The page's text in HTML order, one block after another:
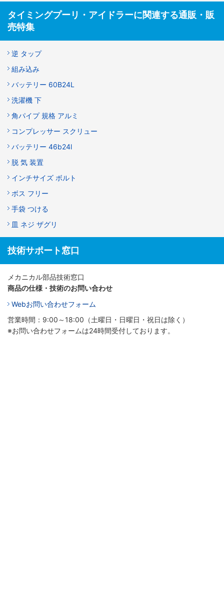
タイミングプーリ・アイドラーに関連する通販・販
売特集
逆 タップ
組み込み
バッテリー 60B24L
洗濯機 下
角パイプ 規格 アルミ
コンプレッサー スクリュー
バッテリー 46b24l
脱 気 装置
インチサイズ ボルト
ボス フリー
手袋 つける
皿 ネジ ザグリ
技術サポート窓口
メカニカル部品技術窓口
商品の仕様・技術のお問い合わせ
Webお問い合わせフォーム
営業時間：9:00～18:00（土曜日・日曜日・祝日は除く）
※お問い合わせフォームは24時間受付しております。